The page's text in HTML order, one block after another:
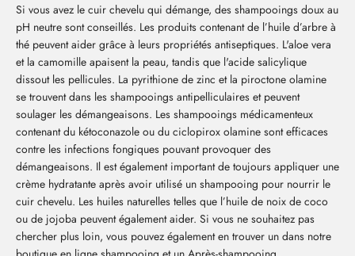
Si vous avez le cuir chevelu qui démange, des shampooings doux au
pH neutre sont conseillés. Les produits contenant de l’huile d’arbre à
thé peuvent aider grâce à leurs propriétés antiseptiques. L'aloe vera
et la camomille apaisent la peau, tandis que l'acide salicylique
dissout les pellicules. La pyrithione de zinc et la piroctone olamine
se trouvent dans les shampooings antipelliculaires et peuvent
soulager les démangeaisons. Les shampooings médicamenteux
contenant du kétoconazole ou du ciclopirox olamine sont efficaces
contre les infections fongiques pouvant provoquer des
démangeaisons. Il est également important de toujours appliquer une
crème hydratante après avoir utilisé un shampooing pour nourrir le
cuir chevelu. Les huiles naturelles telles que l’huile de noix de coco
ou de jojoba peuvent également aider. Si vous ne souhaitez pas
chercher plus loin, vous pouvez également en trouver un dans notre